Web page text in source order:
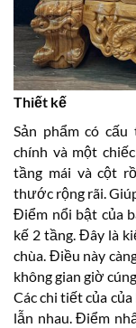
Thiết kế
Sản phẩm có
chính và một
tầng mái và cột
thước rộng rãi.
Điểm nổi bật của
kế 2 tầng. Đây là
chùa. Điều này
không gian giờ
Các chi tiết của
lẫn nhau. Điểm